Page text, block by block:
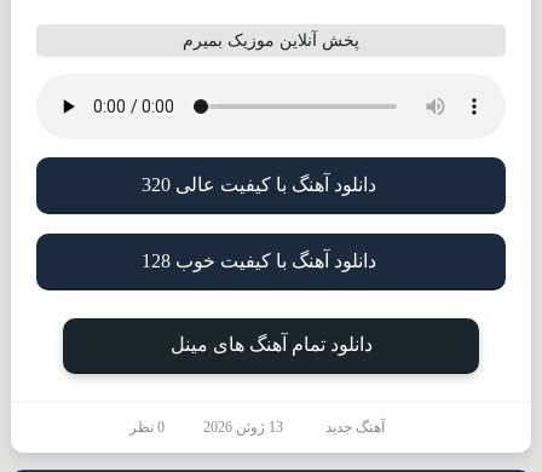
پخش آنلاین موزیک بمیرم
دانلود آهنگ با کیفیت عالی 320
دانلود آهنگ با کیفیت خوب 128
دانلود تمام آهنگ های مینل
آهنگ جدید 13 ژوئن 2026 0 نظر